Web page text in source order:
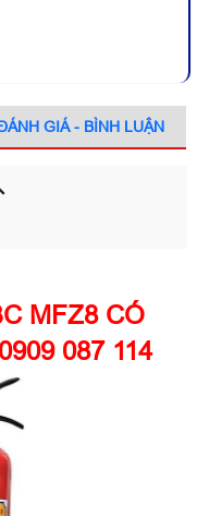
GIÁ - BÌNH LUẬN
MFZ8 CÓ
087 114